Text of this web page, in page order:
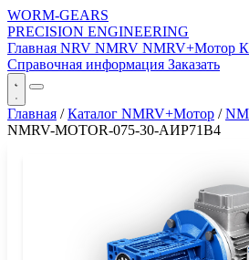
WORM-GEARS
PRECISION ENGINEERING
Главная NRV NMRV NMRV+Мотор
Справочная информация Заказать
Главная / Каталог NMRV+Мотор /
NMRV-MOTOR-075-30-АИР71B4